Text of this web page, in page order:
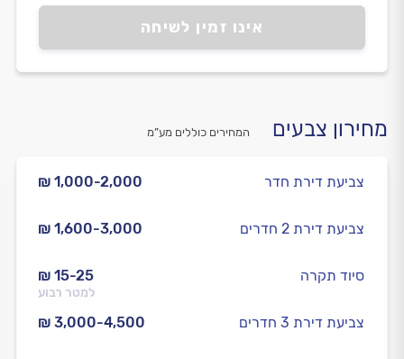
אינו זמין לשיחה
מחירון צבעים המחירים כוללים מע”מ
₪ 1,000-2,000 צביעת דירת חדר
₪ 1,600-3,000 צביעת דירת 2 חדרים
₪ 15-25
למטר רבוע
סיוד תקרה
₪ 3,000-4,500 צביעת דירת 3 חדרים